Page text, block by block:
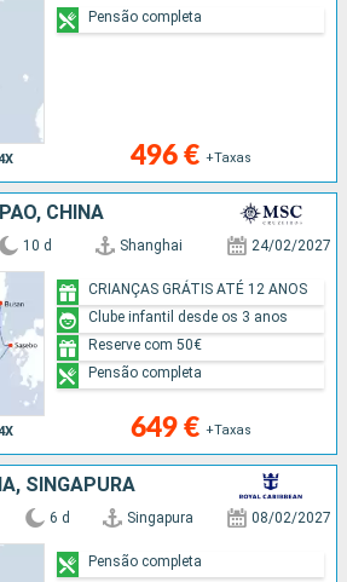
496 € +Taxas
Pensão completa
CHINA
10 d Shanghai 24/02/2027
649 € +Taxas
CRIANÇAS GRÁTIS ATÉ 12 ANOS
Clube infantil desde os 3 anos
Reserve com 50€
Pensão completa
SINGAPURA
6 d Singapura 08/02/2027
Pensão completa